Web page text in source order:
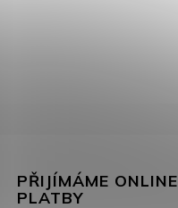
PŘIJÍMÁME ONLINE
PLATBY